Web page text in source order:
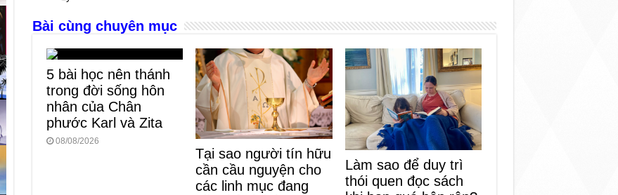
o
k
er p
Bài cùng chuyên mục
5 bài học nên thánh
trong đời sống hôn
nhân của Chân
phước Karl và Zita
08/08/2026
Tại sao người tín hữu
cần cầu nguyện cho
các linh mục đang
Làm sao để duy trì
thói quen đọc sách